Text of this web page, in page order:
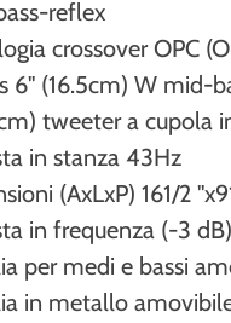
reflex
crossover OPC
6" (16.5cm) W mid-
tweeter a cupola
in stanza 43Hz
(AxLxP) 161/2
in frequenza (-3
per medi e bassi
in metallo